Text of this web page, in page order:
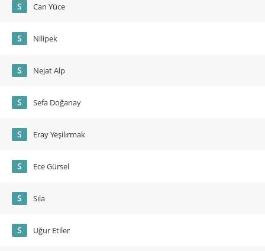
S Can Yüce
S Nilipek
S Nejat Alp
S Sefa Doğanay
S Eray Yeşilırmak
S Ece Gürsel
S Sıla
S Uğur Etiler